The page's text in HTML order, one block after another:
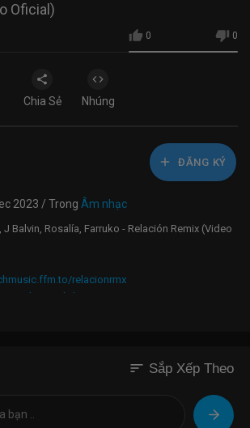
Oficial)
0 0
Chia Sẻ Nhúng
ĐĂNG KÝ
2023 / Trong Âm nhạc
J Balvin, Rosalía, Farruko - Relación Remix (Video
relacionrmx
sort Sắp Xếp Theo